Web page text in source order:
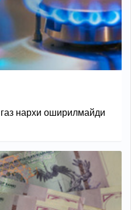
нархи оширилмайди